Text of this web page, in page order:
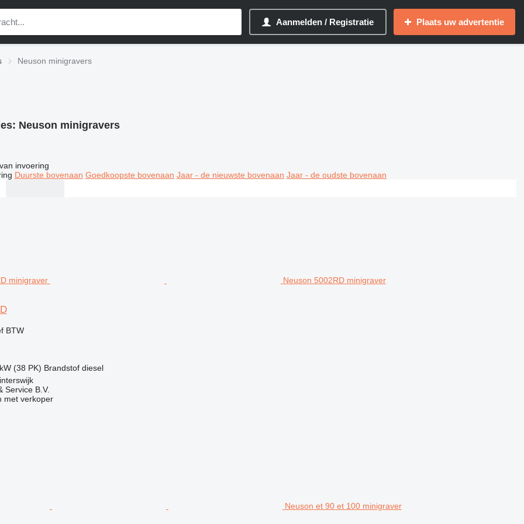
Aanmelden / Registratie Plaats uw advertentie
Neuson minigravers
Neuson minigravers
invoering
Duurste bovenaan Goedkoopste bovenaan Jaar - de nieuwste bovenaan Jaar - de oudste bovenaan
Neuson 5002RD minigraver
BTW
(38 PK) Brandstof diesel
Service B.V.
met verkoper
Neuson et 90 et 100 minigraver